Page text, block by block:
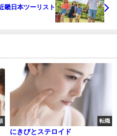
畿日本ツーリスト
転職
にきびとステロイド